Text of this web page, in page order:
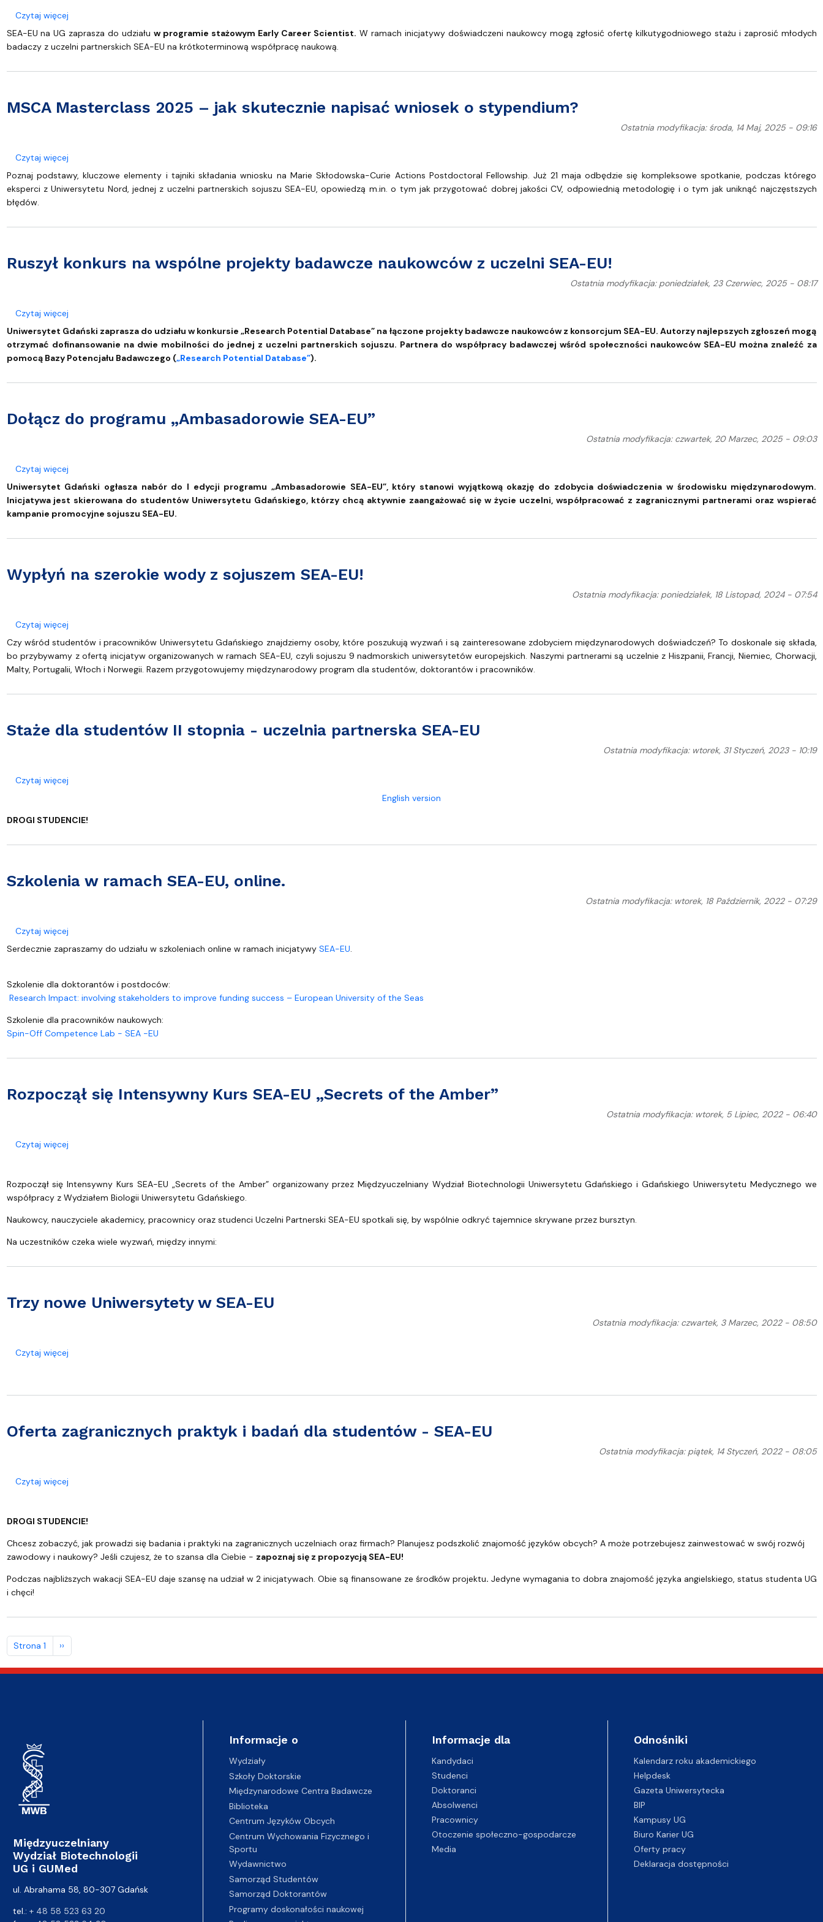
Czytaj więcejo Zapraszamy do przyjmowania młodych naukowców z uczelni SEA-EU na staże!
SEA-EU na UG zaprasza do udziałuw programie stażowym Early Career Scientist. W ramach inicjatywy doświadczeni naukowcy mogą zgłosić ofertę kilkutygodniowego stażu i zaprosić młodych
badaczy z uczelni partnerskich SEA-EU na krótkoterminową współpracę naukową.
MSCA Masterclass 2025 – jak skutecznie napisać wniosek o stypendium?
Ostatnia modyfikacja: środa, 14 Maj, 2025 - 09:16
Czytaj więcejo MSCA Masterclass 2025 – jak skutecznie napisać wniosek o stypendium?
Poznaj podstawy, kluczowe elementy i tajniki składania wniosku na Marie Skłodowska-Curie Actions Postdoctoral Fellowship. Już 21 maja odbędzie się kompleksowe spotkanie, podczas którego
eksperci z Uniwersytetu Nord, jednej z uczelni partnerskich sojuszu SEA-EU, opowiedzą m.in. o tym jak przygotować dobrej jakości CV, odpowiednią metodologię i o tym jak uniknąć najczęstszych
błędów.
Ruszył konkurs na wspólne projekty badawcze naukowców z uczelni SEA-EU!
Ostatnia modyfikacja: poniedziałek, 23 Czerwiec, 2025 - 08:17
Czytaj więcejo Ruszył konkurs na wspólne projekty badawcze naukowców z uczelni SEA-EU!
Uniwersytet Gdański zaprasza do udziału w konkursie „Research Potential Database” na łączone projekty badawcze naukowców z konsorcjum SEA-EU. Autorzy najlepszych zgłoszeń mogą
otrzymać dofinansowanie na dwie mobilności do jednej z uczelni partnerskich sojuszu. Partnera do współpracy badawczej wśród społeczności naukowców SEA-EU można znaleźć za
pomocą Bazy Potencjału Badawczego („Research Potential Database”).
Dołącz do programu „Ambasadorowie SEA-EU”
Ostatnia modyfikacja: czwartek, 20 Marzec, 2025 - 09:03
Czytaj więcejo Dołącz do programu „Ambasadorowie SEA-EU”
Uniwersytet Gdański ogłasza nabór do I edycji programu „Ambasadorowie SEA-EU”, który stanowi wyjątkową okazję do zdobycia doświadczenia w środowisku międzynarodowym.
Inicjatywa jest skierowana do studentów Uniwersytetu Gdańskiego, którzy chcą aktywnie zaangażować się w życie uczelni, współpracować z zagranicznymi partnerami oraz wspierać
kampanie promocyjne sojuszu SEA-EU.
Wypłyń na szerokie wody z sojuszem SEA-EU!
Ostatnia modyfikacja: poniedziałek, 18 Listopad, 2024 - 07:54
Czytaj więcejo Wypłyń na szerokie wody z sojuszem SEA-EU!
Czy wśród studentów i pracowników Uniwersytetu Gdańskiego znajdziemy osoby, które poszukują wyzwań i są zainteresowane zdobyciem międzynarodowych doświadczeń? To doskonale się składa,
bo przybywamy z ofertą inicjatyw organizowanych w ramach SEA-EU, czyli sojuszu 9 nadmorskich uniwersytetów europejskich. Naszymi partnerami są uczelnie z Hiszpanii, Francji, Niemiec, Chorwacji,
Malty, Portugalii, Włoch i Norwegii. Razem przygotowujemy międzynarodowy program dla studentów, doktorantów i pracowników.
Staże dla studentów II stopnia - uczelnia partnerska SEA-EU
Ostatnia modyfikacja: wtorek, 31 Styczeń, 2023 - 10:19
Czytaj więcejo Staże dla studentów II stopnia - uczelnia partnerska SEA-EU
English version
DROGI STUDENCIE!
Szkolenia w ramach SEA-EU, online.
Ostatnia modyfikacja: wtorek, 18 Październik, 2022 - 07:29
Czytaj więcejo Szkolenia w ramach SEA-EU, online.
Serdecznie zapraszamy do udziału w szkoleniach online w ramach inicjatywy SEA-EU
Szkolenie dla doktorantów i postdoców:
Research Impact: involving stakeholders to improve funding success – European University of the Seas
Szkolenie dla pracowników naukowych:
Spin-Off Competence Lab - SEA -EU
Rozpoczął się Intensywny Kurs SEA-EU „Secrets of the Amber”
Ostatnia modyfikacja: wtorek, 5 Lipiec, 2022 - 06:40
Czytaj więcejo Rozpoczął się Intensywny Kurs SEA-EU „Secrets of the Amber”
Rozpoczął się Intensywny Kurs SEA-EU „Secrets of the Amber” organizowany przez Międzyuczelniany Wydział Biotechnologii Uniwersytetu Gdańskiego i Gdańskiego Uniwersytetu Medycznego we
współpracy z Wydziałem Biologii Uniwersytetu Gdańskiego.
Naukowcy, nauczyciele akademicy, pracownicy oraz studenci Uczelni Partnerski SEA-EU spotkali się, by wspólnie odkryć tajemnice skrywane przez bursztyn.
Na uczestników czeka wiele wyzwań, między innymi:
Trzy nowe Uniwersytety w SEA-EU
Ostatnia modyfikacja: czwartek, 3 Marzec, 2022 - 08:50
Czytaj więcejo Trzy nowe Uniwersytety w SEA-EU
Oferta zagranicznych praktyk i badań dla studentów - SEA-EU
Ostatnia modyfikacja: piątek, 14 Styczeń, 2022 - 08:05
Czytaj więcejo Oferta zagranicznych praktyk i badań dla studentów - SEA-EU
DROGI STUDENCIE!
Chcesz zobaczyć, jak prowadzi się badania i praktyki na zagranicznych uczelniach oraz firmach? Planujesz podszkolić znajomość języków obcych? A może potrzebujesz zainwestować w swój rozwój
zawodowy i naukowy? Jeśli czujesz, że to szansa dla Ciebie - zapoznaj się z propozycją SEA-EU!
Podczas najbliższych wakacji SEA-EU daje szansę na udział w 2 inicjatywach. Obie są finansowane ze środków projektu. Jedyne wymagania to dobra znajomość języka angielskiego, status studenta UG
i chęci!
Stronicowanie
Strona 1 Następna strona
››
Międzyuczelniany
Wydział Biotechnologii
UG i GUMed
ul. Abrahama 58, 80-307 Gdańsk
tel.: + 48 58 523 63 20
Informacje o
Wydziały
Szkoły Doktorskie
Międzynarodowe Centra Badawcze
Biblioteka
Centrum Języków Obcych
Centrum Wychowania Fizycznego i
Sportu
Wydawnictwo
Samorząd Studentów
Samorząd Doktorantów
Programy doskonałości naukowej
Informacje dla
Kandydaci
Studenci
Doktoranci
Absolwenci
Pracownicy
Otoczenie społeczno-gospodarcze
Media
Odnośniki
Kalendarz roku akademickiego
Helpdesk
Gazeta Uniwersytecka
BIP
Kampusy UG
Biuro Karier UG
Oferty pracy
Deklaracja dostępności